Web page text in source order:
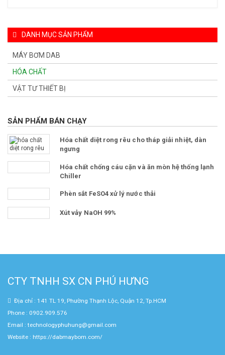
DANH MỤC SẢN PHẨM
MÁY BƠM DAB
HÓA CHẤT
VẬT TƯ THIẾT BỊ
SẢN PHẨM BÁN CHẠY
Hóa chất diệt rong rêu cho tháp giải nhiệt, dàn
ngưng
Hóa chất chống cáu cặn và ăn mòn hệ thống lạnh
Chiller
Phèn sắt FeSO4 xử lý nước thải
Xút vảy NaOH 99%
CTY TNHH SX CN PHÚ HƯNG
Địa chỉ : 141 TL 19, Phường Thạnh Lộc, Quận 12, Tp.HCM
Phone : 0902.909.576
Email : technologyphuhung@gmail.com
Website : https://dabmaybom.com/